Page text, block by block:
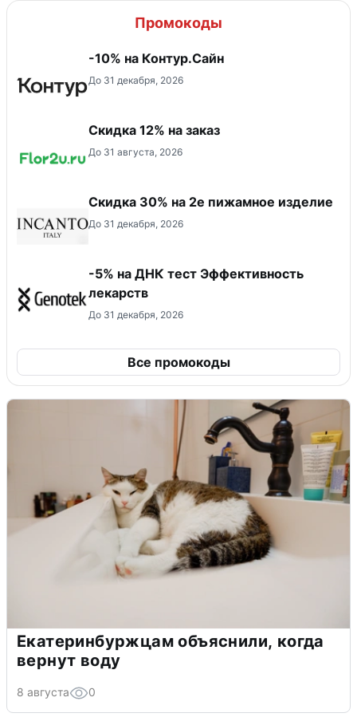
Промокоды
-10% на Контур.Сайн
До 31 декабря, 2026
Скидка 12% на заказ
До 31 августа, 2026
Скидка 30% на 2е пижамное изделие
До 31 декабря, 2026
-5% на ДНК тест Эффективность
лекарств
До 31 декабря, 2026
Все промокоды
Екатеринбуржцам объяснили, когда
вернут воду
8 августа 0